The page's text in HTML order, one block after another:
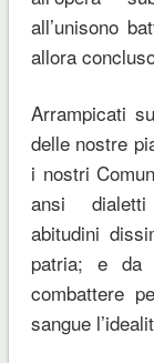
all’unisono
allora
Arrampicati
delle nostre
i nostri
ansi
abitudini
patria; e da
combattere
sangue